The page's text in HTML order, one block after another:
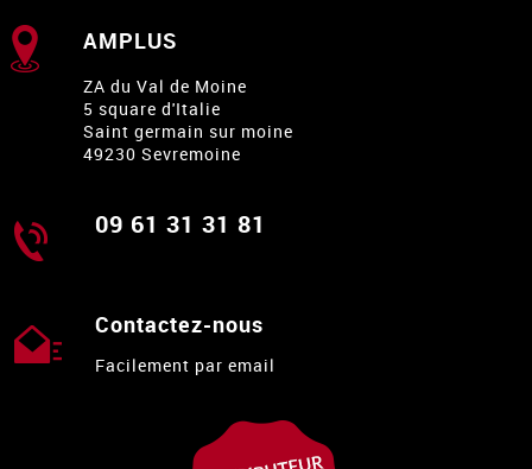
AMPLUS
ZA du Val de Moine
5 square d'Italie
Saint germain sur moine
49230 Sevremoine
09 61 31 31 81
Contactez-nous
Facilement par email